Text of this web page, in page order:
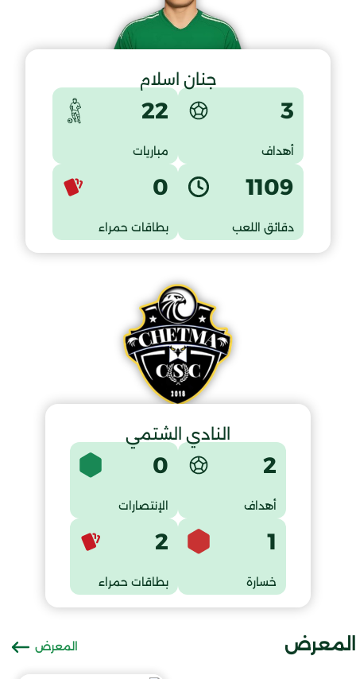
جنان اسلام
3
أهداف
22
مباريات
1109
دقائق اللعب
0
بطاقات حمراء
النادي الشتمي
2
أهداف
0
الإنتصارات
1
خسارة
2
بطاقات حمراء
المعرض المعرض